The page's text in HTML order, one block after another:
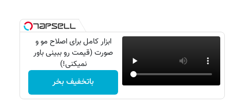
ابزار کامل برای اصلاح مو و
صورت (قیمت رو ببینی باور
نمیکنی!)
باتخفیف بخر